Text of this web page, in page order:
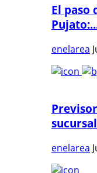
El paso
enelarea
enelarea